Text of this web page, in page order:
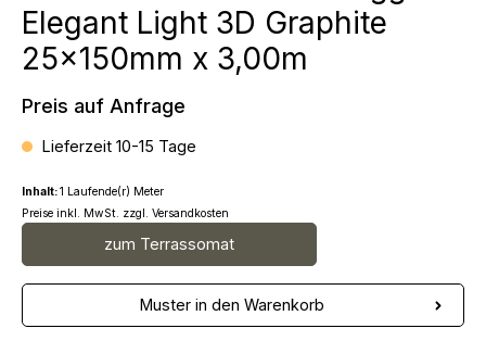
Elegant Light 3D Graphite
25x150mm x 3,00m
Preis auf Anfrage
Lieferzeit 10-15 Tage
Inhalt:1 Laufende(r) Meter
Preise inkl. MwSt. zzgl. Versandkosten
zum Terrassomat
Muster in den Warenkorb